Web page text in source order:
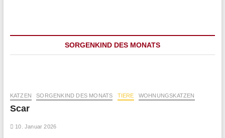
SORGENKIND DES MONATS
KATZEN SORGENKIND DES MONATS TIERE WOHNUNGSKATZEN
Scar
10. Januar 2026